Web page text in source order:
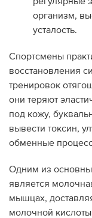
организм,
усталость.
Спортсмены
восстановления
тренировок
они теряют
под кожу,
вывести токсин,
обменные
Одним из
является
мышцах,
молочной